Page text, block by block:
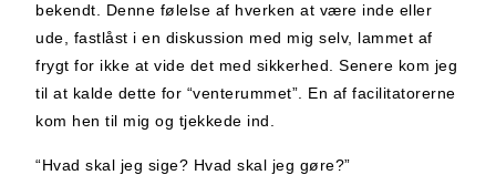
bekendt. Denne følelse af hverken at være inde eller
ude, fastlåst i en diskussion med mig selv, lammet af
frygt for ikke at vide det med sikkerhed. Senere kom jeg
til at kalde dette for “venterummet”. En af facilitatorerne
kom hen til mig og tjekkede ind.
“Hvad skal jeg sige? Hvad skal jeg gøre?”